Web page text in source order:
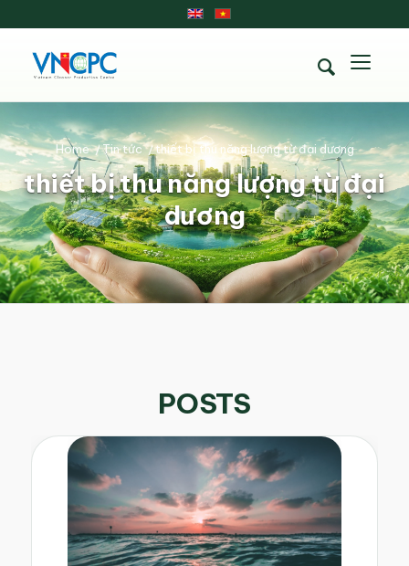
thiết bị thu năng lượng từ đại
dương
Home /Tin tức /thiết bị thu năng lượng từ đại dương
POSTS